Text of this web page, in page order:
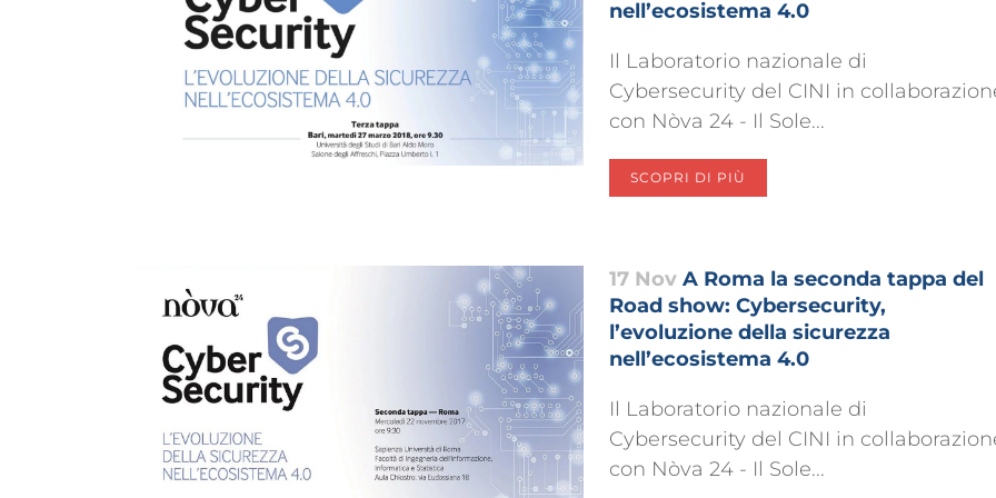
nell’ecosistema 4.0
Il Laboratorio nazionale di
Cybersecurity del CINI in
con Nòva 24 - Il Sole...
SCOPRI DI PIÙ
17 Nov A Roma la seconda tappa del
Road show: Cybersecurity,
l’evoluzione della sicurezza
nell’ecosistema 4.0
Il Laboratorio nazionale di
Cybersecurity del CINI in
con Nòva 24 - Il Sole...